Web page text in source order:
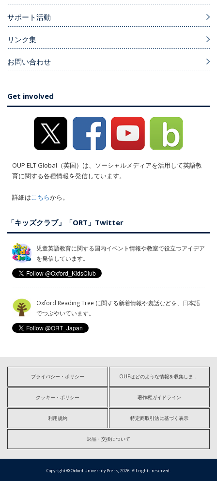
サポート活動
リンク集
お問い合わせ
Get involved
OUP ELT Global（英国）は、ソーシャルメディアを活用して英語教
育に関する各種情報を発信しています。
詳細は こちらから。
「キッズクラブ」「ORT」Twitter
児童英語教育に関する国内イベント情報や教室で役立つアイデア
を発信しています。
Oxford Reading Tree に関する新着情報や裏話などを、日本語
でつぶやいています。
プライバシー・ポリシー
クッキー・ポリシー 著作権ガイドライン
利用規約 特定商取引法に基づく表示
返品・交換について
Copyright © Oxford University Press, 2026. All rights reserved.